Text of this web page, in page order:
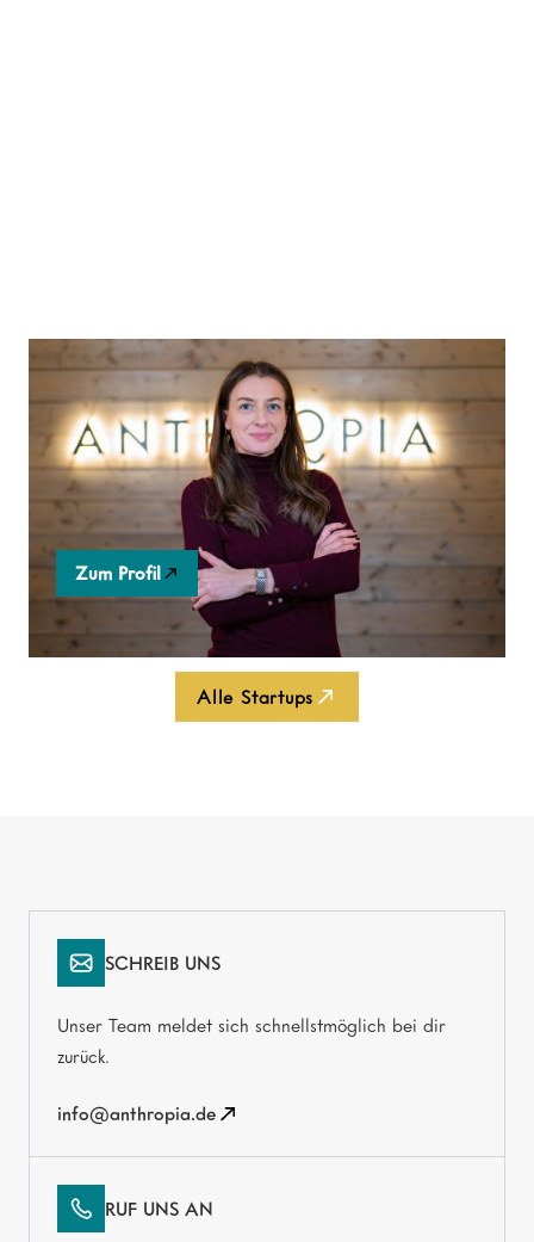
Alpha Leverkusen
Mit Alpha Leverkusen sollen UV-lichthärtende
Nagellacke in ihren Eigenschaften verbessert und
nachhaltiger gestaltet werden.
Zum Profil
Alle Startups
SCHREIB UNS
Unser Team meldet sich schnellstmöglich bei dir
zurück.
info@anthropia.de
RUF UNS AN